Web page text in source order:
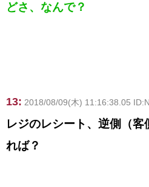
どさ、なんで？
13: 2018/08/09(木) 11:16:38.05
レジのレシート、逆側（
れば？